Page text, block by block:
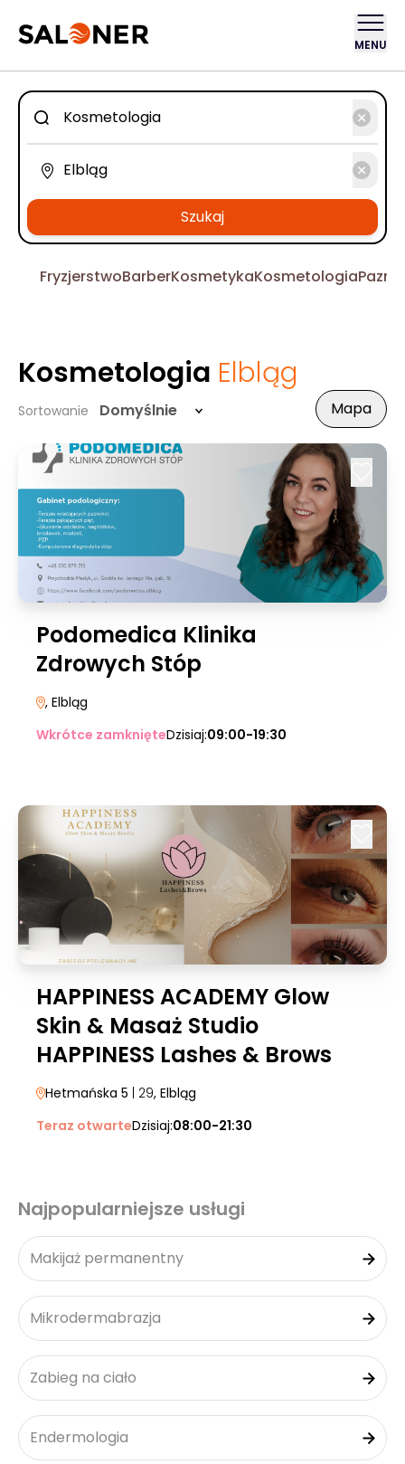
MENU
Szukaj
FryzjerstwoBarberKosmetykaKosmetologia
Kosmetologia Elbląg
Sortowanie Domyślnie Mapa
Podomedica Klinika
Zdrowych Stóp
, Elbląg
Wkrótce zamknięteDzisiaj:09:00-19:30
HAPPINESS ACADEMY Glow
Skin & Masaż Studio
HAPPINESS Lashes & Brows
Hetmańska 5 | 29, Elbląg
Teraz otwarteDzisiaj:08:00-21:30
Najpopularniejsze usługi
Makijaż permanentny
Mikrodermabrazja
Zabieg na ciało
Endermologia